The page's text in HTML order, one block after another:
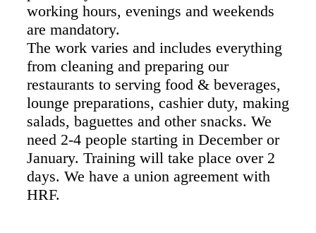
working hours, evenings and weekends
are mandatory.
The work varies and includes everything
from cleaning and preparing our
restaurants to serving food & beverages,
lounge preparations, cashier duty, making
salads, baguettes and other snacks. We
need 2-4 people starting in December or
January. Training will take place over 2
days. We have a union agreement with
HRF.